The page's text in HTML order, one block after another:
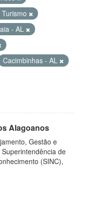
- AL
Cacimbinhas - AL
Alagoanos
Gestão e
de
(SINC),